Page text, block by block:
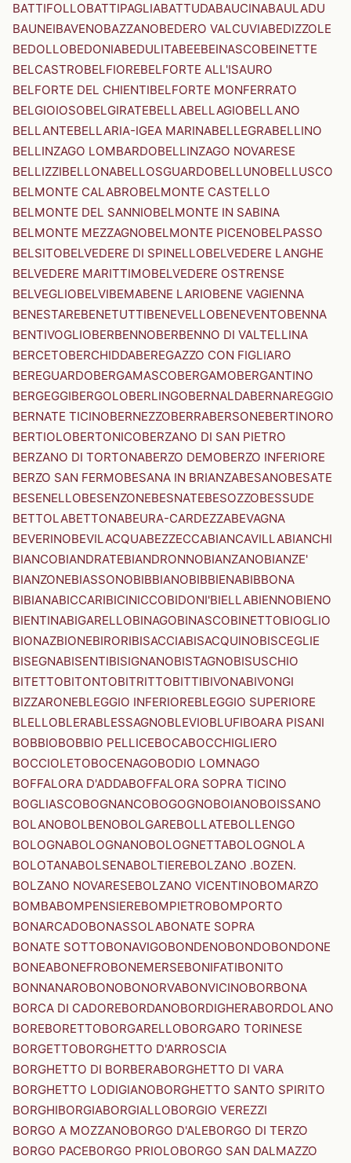
BATTIFOLLOBATTIPAGLIABATTUDABAUCINABAULADU
BAUNEIBAVENOBAZZANOBEDERO VALCUVIABEDIZZOLE
BEDOLLOBEDONIABEDULITABEEBEINASCOBEINETTE
BELCASTROBELFIOREBELFORTE ALL'ISAURO
BELFORTE DEL CHIENTIBELFORTE MONFERRATO
BELGIOIOSOBELGIRATEBELLABELLAGIOBELLANO
BELLANTEBELLARIA-IGEA MARINABELLEGRABELLINO
BELLINZAGO LOMBARDOBELLINZAGO NOVARESE
BELLIZZIBELLONABELLOSGUARDOBELLUNOBELLUSCO
BELMONTE CALABROBELMONTE CASTELLO
BELMONTE DEL SANNIOBELMONTE IN SABINA
BELMONTE MEZZAGNOBELMONTE PICENOBELPASSO
BELSITOBELVEDERE DI SPINELLOBELVEDERE LANGHE
BELVEDERE MARITTIMOBELVEDERE OSTRENSE
BELVEGLIOBELVIBEMABENE LARIOBENE VAGIENNA
BENESTAREBENETUTTIBENEVELLOBENEVENTOBENNA
BENTIVOGLIOBERBENNOBERBENNO DI VALTELLINA
BERCETOBERCHIDDABEREGAZZO CON FIGLIARO
BEREGUARDOBERGAMASCOBERGAMOBERGANTINO
BERGEGGIBERGOLOBERLINGOBERNALDABERNAREGGIO
BERNATE TICINOBERNEZZOBERRABERSONEBERTINORO
BERTIOLOBERTONICOBERZANO DI SAN PIETRO
BERZANO DI TORTONABERZO DEMOBERZO INFERIORE
BERZO SAN FERMOBESANA IN BRIANZABESANOBESATE
BESENELLOBESENZONEBESNATEBESOZZOBESSUDE
BETTOLABETTONABEURA-CARDEZZABEVAGNA
BEVERINOBEVILACQUABEZZECCABIANCAVILLABIANCHI
BIANCOBIANDRATEBIANDRONNOBIANZANOBIANZE'
BIANZONEBIASSONOBIBBIANOBIBBIENABIBBONA
BIBIANABICCARIBICINICCOBIDONI'BIELLABIENNOBIENO
BIENTINABIGARELLOBINAGOBINASCOBINETTOBIOGLIO
BIONAZBIONEBIRORIBISACCIABISACQUINOBISCEGLIE
BISEGNABISENTIBISIGNANOBISTAGNOBISUSCHIO
BITETTOBITONTOBITRITTOBITTIBIVONABIVONGI
BIZZARONEBLEGGIO INFERIOREBLEGGIO SUPERIORE
BLELLOBLERABLESSAGNOBLEVIOBLUFIBOARA PISANI
BOBBIOBOBBIO PELLICEBOCABOCCHIGLIERO
BOCCIOLETOBOCENAGOBODIO LOMNAGO
BOFFALORA D'ADDABOFFALORA SOPRA TICINO
BOGLIASCOBOGNANCOBOGOGNOBOIANOBOISSANO
BOLANOBOLBENOBOLGAREBOLLATEBOLLENGO
BOLOGNABOLOGNANOBOLOGNETTABOLOGNOLA
BOLOTANABOLSENABOLTIEREBOLZANO .BOZEN.
BOLZANO NOVARESEBOLZANO VICENTINOBOMARZO
BOMBABOMPENSIEREBOMPIETROBOMPORTO
BONARCADOBONASSOLABONATE SOPRA
BONATE SOTTOBONAVIGOBONDENOBONDOBONDONE
BONEABONEFROBONEMERSEBONIFATIBONITO
BONNANAROBONOBONORVABONVICINOBORBONA
BORCA DI CADOREBORDANOBORDIGHERABORDOLANO
BOREBORETTOBORGARELLOBORGARO TORINESE
BORGETTOBORGHETTO D'ARROSCIA
BORGHETTO DI BORBERABORGHETTO DI VARA
BORGHETTO LODIGIANOBORGHETTO SANTO SPIRITO
BORGHIBORGIABORGIALLOBORGIO VEREZZI
BORGO A MOZZANOBORGO D'ALEBORGO DI TERZO
BORGO PACEBORGO PRIOLOBORGO SAN DALMAZZO